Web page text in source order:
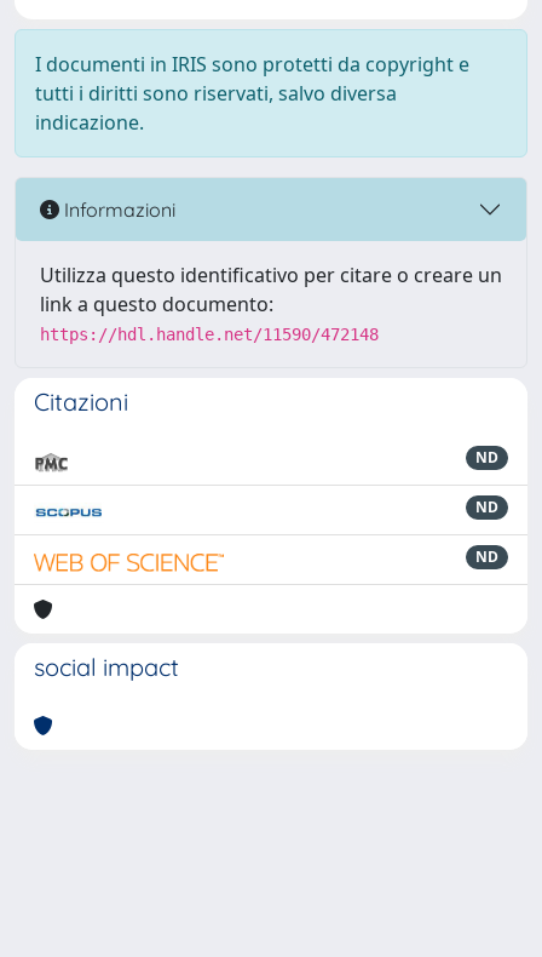
I documenti in IRIS sono protetti da copyright e
tutti i diritti sono riservati, salvo diversa
indicazione.
Informazioni
Utilizza questo identificativo per citare o creare un
link a questo documento:
https://hdl.handle.net/11590/472148
Citazioni
ND
ND
ND
social impact